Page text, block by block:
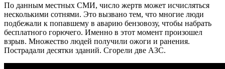
По данным местных СМИ, число жертв может исчисляться
несколькими сотнями. Это вызвано тем, что многие люди
подбежали к попавшему в аварию бензовозу, чтобы набрать
бесплатного горючего. Именно в этот момент произошел
взрыв. Множество людей получили ожоги и ранения.
Пострадали десятки зданий. Сгорели две АЗС.